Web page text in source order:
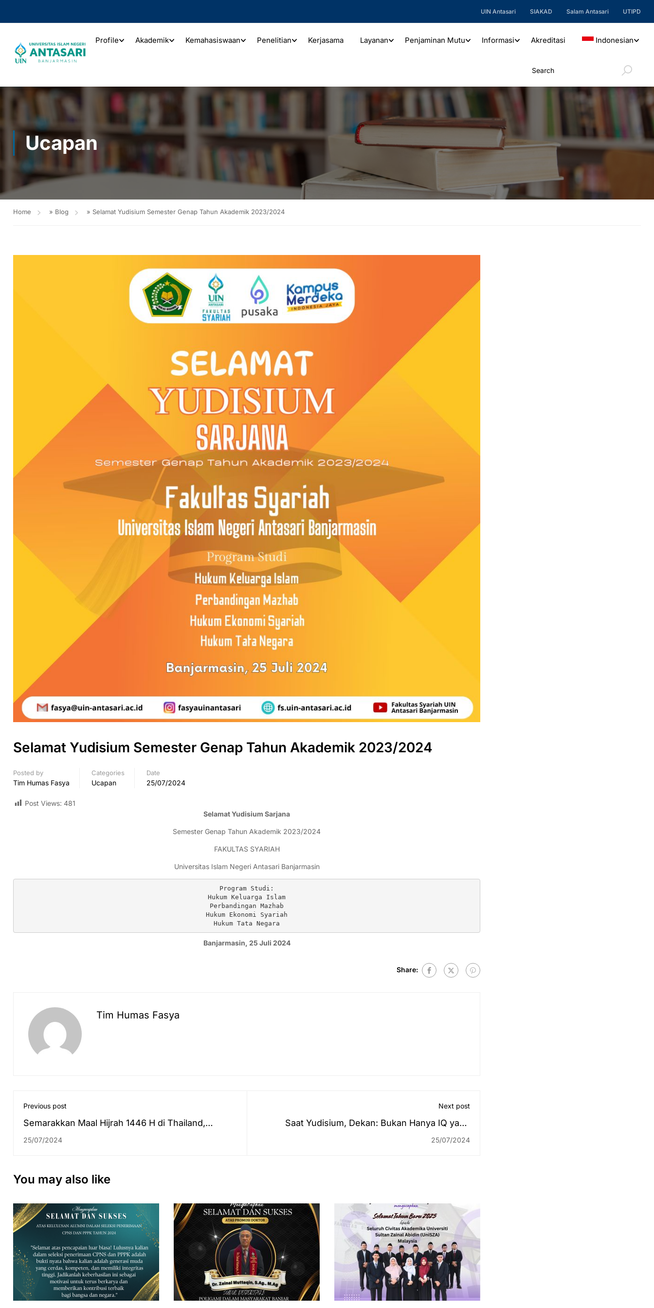
UIN Antasari SIAKAD Salam Antasari UTIPD
Profile Akademik Kemahasiswaan Penelitian Kerjasama Layanan Penjaminan Mutu Informasi Akreditasi Indonesian
Ucapan
Home » Blog » Selamat Yudisium Semester Genap Tahun Akademik 2023/2024
Selamat Yudisium Semester Genap Tahun Akademik 2023/2024
Posted by
Tim Humas Fasya
Categories
Ucapan
Date
25/07/2024
Post Views: 481
Selamat Yudisium Sarjana
Semester Genap Tahun Akademik 2023/2024
FAKULTAS SYARIAH
Universitas Islam Negeri Antasari Banjarmasin
Program Studi:
Hukum Keluarga Islam
Perbandingan Mazhab
Hukum Ekonomi Syariah
Hukum Tata Negara
Banjarmasin, 25 Juli 2024
Share:
Tim Humas Fasya
Previous post
Semarakkan Maal Hijrah 1446 H di Thailand,
Mahasiswi KKN Internasional Nyanyikan Lagu
25/07/2024
Next post
Saat Yudisium, Dekan: Bukan Hanya IQ yang
Dibutuhkan
25/07/2024
You may also like